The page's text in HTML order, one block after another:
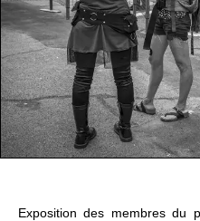
Exposition des membres du